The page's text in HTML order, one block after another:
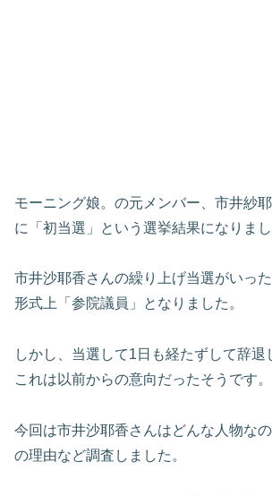
モーニング娘。の元メンバー、市井紗
に「初当選」という選挙結果になりまし
市井沙耶香さんの繰り上げ当選がいっ
形式上「参院議員」となりました。
しかし、当選して1日も経たずして辞退
これは以前からの意向だったそうです。
今回は市井沙耶香さんはどんな人物な
の理由など調査しました。